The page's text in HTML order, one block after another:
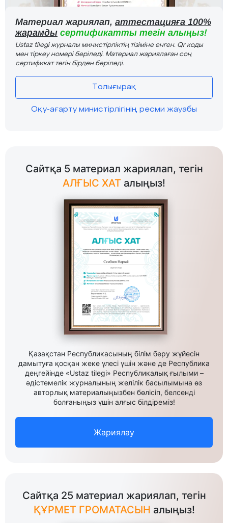
Материал жариялап, аттестацияға 100%
жарамды сертификатты тегін алыңыз!
Ustaz tilegi журналы министірліктің тізіміне енген. Qr коды
мен тіркеу номері беріледі. Материал жариялаған соң
сертификат тегін бірден беріледі.
Толығырақ
Оқу-ағарту министірлігінің ресми жауабы
Сайтқа 5 материал жариялап, тегін
АЛҒЫС ХАТ алыңыз!
Қазақстан Республикасының білім беру жүйесін
дамытуға қосқан жеке үлесі үшін және де Республика
деңгейінде «Ustaz tilegi» Республикалық ғылыми –
әдістемелік журналының желілік басылымына өз
авторлық материалыңызбен бөлісіп, белсенді
болғаныңыз үшін алғыс білдіреміз!
Жариялау
Сайтқа 25 материал жариялап, тегін
ҚҰРМЕТ ГРОМАТАСЫН алыңыз!